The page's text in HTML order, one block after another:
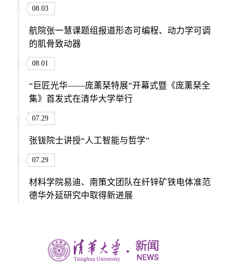
08.03
航院张一慧课题组报道形态可编程、动力学可调
的肌骨致动器
08.01
“巨匠光华——庞薰琹特展”开幕式暨《庞薰琹全
集》首发式在清华大学举行
07.29
张钹院士讲授“人工智能与哲学”
07.29
材料学院易迪、南策文团队在纤锌矿铁电体准范
德华外延研究中取得新进展